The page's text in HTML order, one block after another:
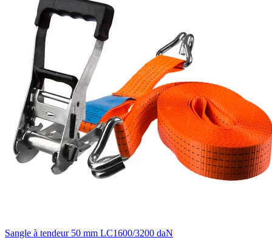
Sangle à tendeur 50 mm LC1600/3200 daN